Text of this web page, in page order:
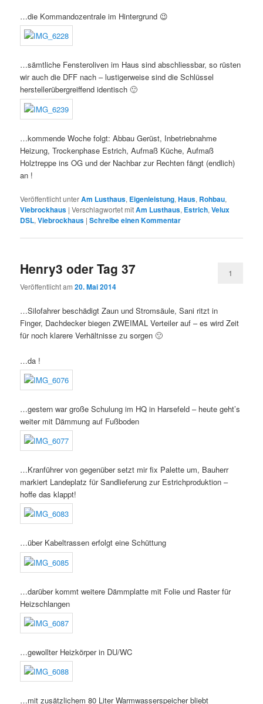
…die Kommandozentrale im Hintergrund 😉
…sämtliche Fensteroliven im Haus sind abschliessbar, so rüsten
wir auch die DFF nach – lustigerweise sind die Schlüssel
herstellerübergreiffend identisch 🙂
…kommende Woche folgt: Abbau Gerüst, Inbetriebnahme
Heizung, Trockenphase Estrich, Aufmaß Küche, Aufmaß
Holztreppe ins OG und der Nachbar zur Rechten fängt (endlich)
an !
Veröffentlicht unterAm Lusthaus, Eigenleistung,Haus, Rohbau,
Viebrockhaus |Verschlagwortet mitAm Lusthaus, Estrich,Velux
DSL,Viebrockhaus |Schreibe einen Kommentar
Henry3 oder Tag 37
Veröffentlicht am20. Mai 2014
1
…Silofahrer beschädigt Zaun und Stromsäule, Sani ritzt in
Finger, Dachdecker biegen ZWEIMAL Verteiler auf – es wird Zeit
für noch klarere Verhältnisse zu sorgen 🙁
…da !
…gestern war große Schulung im HQ in Harsefeld – heute geht’s
weiter mit Dämmung auf Fußboden
…Kranführer von gegenüber setzt mir fix Palette um, Bauherr
markiert Landeplatz für Sandlieferung zur Estrichproduktion –
hoffe das klappt!
…über Kabeltrassen erfolgt eine Schüttung
…darüber kommt weitere Dämmplatte mit Folie und Raster für
Heizschlangen
…gewollter Heizkörper in DU/WC
…mit zusätzlichem 80 Liter Warmwasserspeicher bliebt